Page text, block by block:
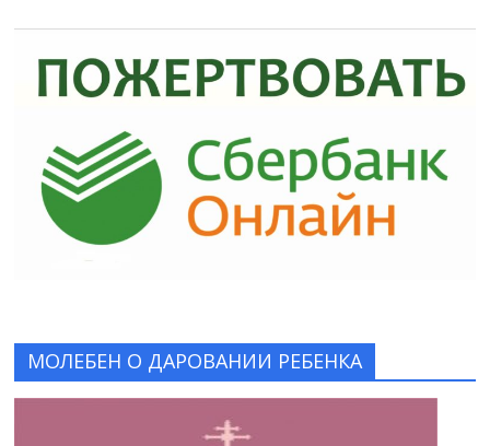
МОЛЕБЕН О ДАРОВАНИИ РЕБЕНКА